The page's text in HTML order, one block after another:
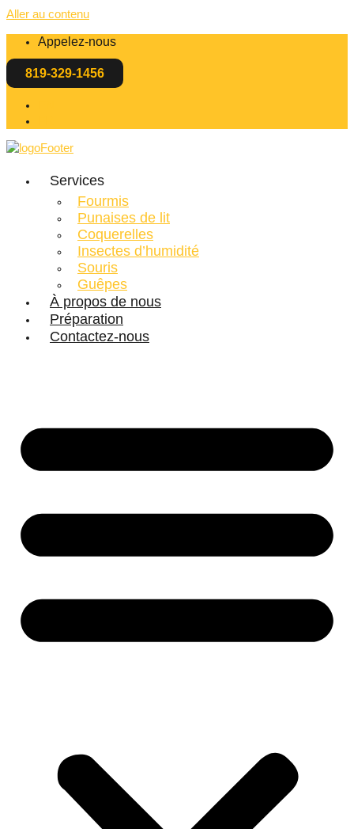
Aller au contenu
Appelez-nous
819-329-1456
Services
Fourmis
Punaises de lit
Coquerelles
Insectes d’humidité
Souris
Guêpes
À propos de nous
Préparation
Contactez-nous